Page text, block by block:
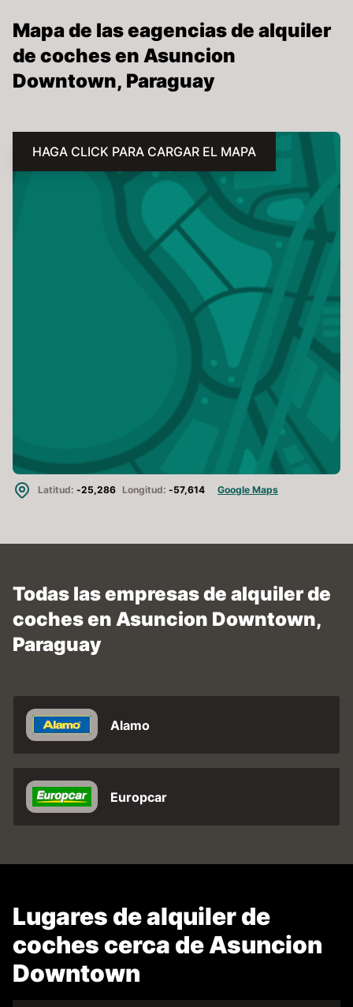
Mapa de las eagencias de alquiler
de coches en Asuncion
Downtown, Paraguay
HAGA CLICK PARA CARGAR EL MAPA
Latitud: -25,286 Longitud: -57,614 Google Maps
Todas las empresas de alquiler de
coches en Asuncion Downtown,
Paraguay
Alamo
Europcar
Lugares de alquiler de
coches cerca de Asuncion
Downtown